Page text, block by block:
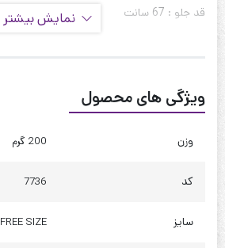
قد جلو : 67 سانت
حلقه آستین : 55 سانت
دور کمر : 130 تا 140
نمایش بیشتر
ویژگی های محصول
وزن 200 گرم
کد 7736
سایز FREE SIZE